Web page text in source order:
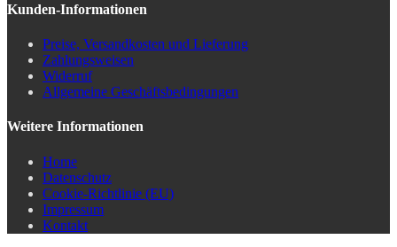
Kunden-Informationen
Preise, Versandkosten und Lieferung
Zahlungsweisen
Widerruf
Allgemeine Geschäftsbedingungen
Weitere Informationen
Home
Datenschutz
Cookie-Richtlinie (EU)
Impressum
Kontakt